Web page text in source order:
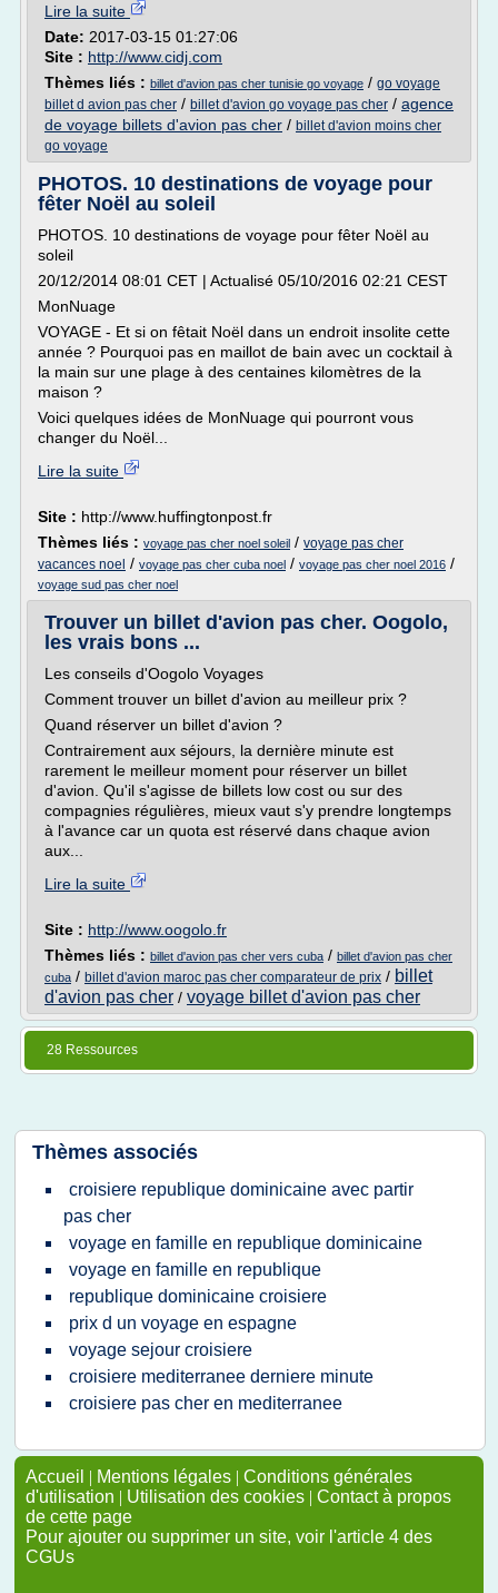
Lire la suite
Date: 2017-03-15 01:27:06
Site : http://www.cidj.com
Thèmes liés : billet d'avion pas cher tunisie go voyage / go voyage
billet d avion pas cher / billet d'avion go voyage pas cher / agence
de voyage billets d'avion pas cher / billet d'avion moins cher
go voyage
PHOTOS. 10 destinations de voyage pour
fêter Noël au soleil
PHOTOS. 10 destinations de voyage pour fêter Noël au
soleil
20/12/2014 08:01 CET | Actualisé 05/10/2016 02:21 CEST
MonNuage
VOYAGE - Et si on fêtait Noël dans un endroit insolite cette
année ? Pourquoi pas en maillot de bain avec un cocktail à
la main sur une plage à des centaines kilomètres de la
maison ?
Voici quelques idées de MonNuage qui pourront vous
changer du Noël...
Lire la suite
Site : http://www.huffingtonpost.fr
Thèmes liés : voyage pas cher noel soleil / voyage pas cher
vacances noel / voyage pas cher cuba noel / voyage pas cher noel 2016 /
voyage sud pas cher noel
Trouver un billet d'avion pas cher. Oogolo,
les vrais bons ...
Les conseils d'Oogolo Voyages
Comment trouver un billet d'avion au meilleur prix ?
Quand réserver un billet d'avion ?
Contrairement aux séjours, la dernière minute est
rarement le meilleur moment pour réserver un billet
d'avion. Qu'il s'agisse de billets low cost ou sur des
compagnies régulières, mieux vaut s'y prendre longtemps
à l'avance car un quota est réservé dans chaque avion
aux...
Lire la suite
Site : http://www.oogolo.fr
Thèmes liés : billet d'avion pas cher vers cuba / billet d'avion pas cher
cuba / billet d'avion maroc pas cher comparateur de prix / billet
d'avion pas cher / voyage billet d'avion pas cher
28 Ressources
Thèmes associés
croisiere republique dominicaine avec partir
pas cher
voyage en famille en republique dominicaine
voyage en famille en republique
republique dominicaine croisiere
prix d un voyage en espagne
voyage sejour croisiere
croisiere mediterranee derniere minute
croisiere pas cher en mediterranee
Accueil | Mentions légales | Conditions générales
d'utilisation | Utilisation des cookies | Contact à propos
de cette page
Pour ajouter ou supprimer un site, voir l'article 4 des
CGUs